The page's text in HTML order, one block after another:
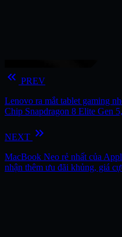
keyboard_double_arrow_left PREV
Lenovo ra mắt tablet gaming
Chip Snapdragon 8 Elite Gen
NEXT keyboard_double_arrow_right
MacBook Neo rẻ nhất của
nhận thêm ưu đãi khủng, giá